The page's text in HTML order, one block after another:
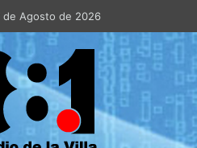
de Agosto de 2026
Hoy es Viernes 7 de Agosto de